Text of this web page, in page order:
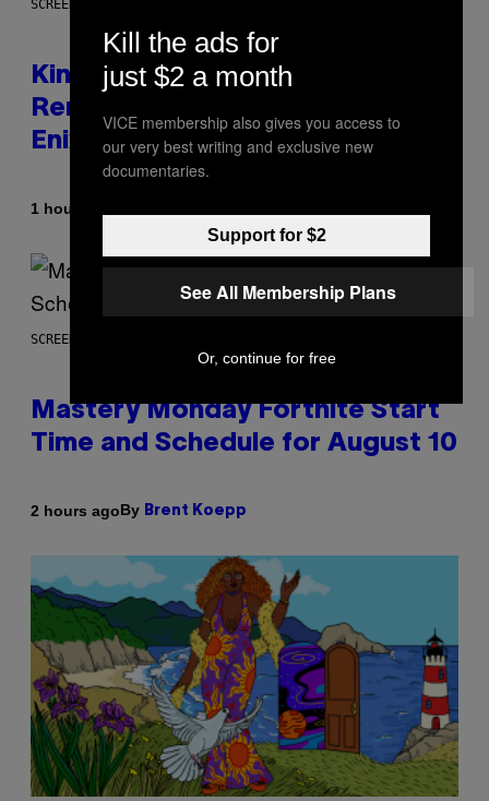
SCREENSHOT: SQUARE ENIX
Kingdom Hearts 4 Release Date
Remains a Mystery After Square
Enix Financial Report
1 hour ago
SCREENSHOT: EPIC GAMES
Mastery Monday Fortnite Start
Time and Schedule for August 10
2 hours agoBy Brent Koepp
Kill the ads for
just $2 a month
VICE membership also gives you access to
our very best writing and exclusive new
documentaries.
Support for $2
See All Membership Plans
Or, continue for free